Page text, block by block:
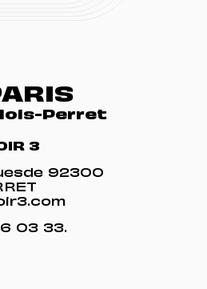
Perret
3
92300
03 33.